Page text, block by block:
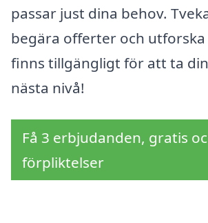
passar just dina behov.
begära offerter och utforska
finns tillgängligt för att ta
nästa nivå!
Få 3 erbjudanden, gratis
förpliktelser